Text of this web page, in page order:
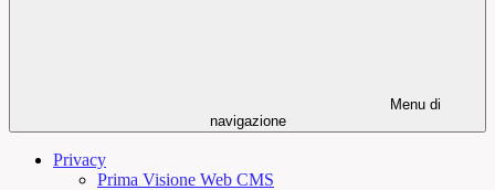
Menu di
navigazione
Privacy
Prima Visione Web CMS